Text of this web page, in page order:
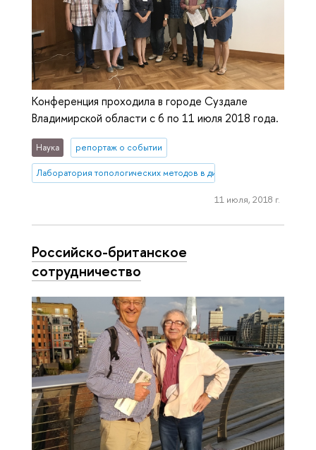
Конференция проходила в городе Суздале
Владимирской области с 6 по 11 июля 2018 года.
Наука репортаж о событии
Лаборатория топологических методов в динамике
11 июля, 2018 г.
Российско-британское
сотрудничество